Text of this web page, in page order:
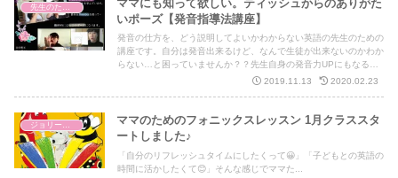
ママにも知って欲しい。ティッシュからのありがた
いポーズ【発音指導法講座】
発音の仕方を、どう説明してよいかわからない英語の先生のための
講座です。自分は発音出来るけど、なんで生徒が出来ないのかわか
らない…と困っていませんか？？先生自身の発音力UPにもなるの
で、発音に自信がない先生にもおすすめの講座ですよ！
2019.11.13 2020.02.23
ママのためのフォニックスレッスン 1月クラススタ
ートしました♪
「自分のリフレッシュタイムにしたくって😀」「子どもとの英語の
時間に活かしたくて😊」そんな感じでママた...